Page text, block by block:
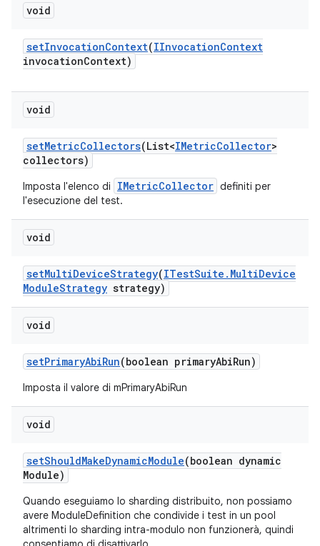
void
setInvocationContext(IInvocationContext
invocationContext)
void
setMetricCollectors(List<IMetricCollector>
collectors)
Imposta l'elenco di IMetricCollector definiti per
l'esecuzione del test.
void
setMultiDeviceStrategy(ITestSuite . MultiDevice
ModuleStrategy strategy)
void
setPrimaryAbiRun(boolean primaryAbiRun)
Imposta il valore di mPrimaryAbiRun
void
setShouldMakeDynamicModule(boolean dynamic
Module)
Quando eseguiamo lo sharding distribuito, non possiamo
avere ModuleDefinition che condivide i test in un pool
altrimenti lo sharding intra-modulo non funzionerà, quindi